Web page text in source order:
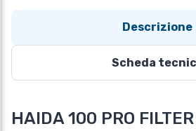
Descrizione
Scheda
HAIDA 100 PRO